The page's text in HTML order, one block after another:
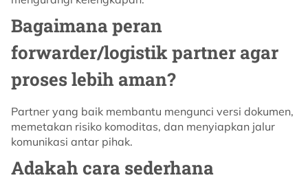
Bagaimana peran
forwarder/logistik partner agar
proses lebih aman?
Partner yang baik membantu mengunci versi dokumen,
memetakan risiko komoditas, dan menyiapkan jalur
komunikasi antar pihak.
Adakah cara sederhana